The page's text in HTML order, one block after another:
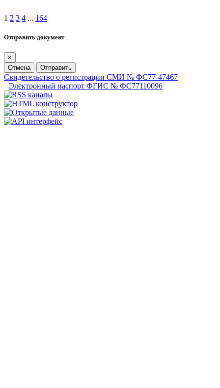
1 2 3 4 ... 164
Отправить документ
×
Отмена
Отправить
Свидетельство о регистрации СМИ № ФС77-47467
Электронный паспорт ФГИС № ФС77110096